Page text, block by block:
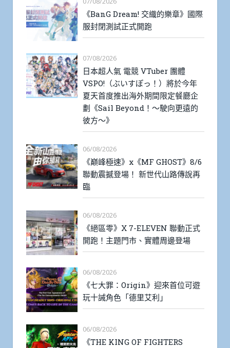
《BanG Dream! 交織的樂章》國際
服封閉測試正式開跑
07/08/2026
日本超人氣 電競 VTuber 團體
VSPO!（ぶいすぽっ！）將於今年
夏天首度推出海外期間限定餐廳企
劃《Sail Beyond！～駛向更遠的
彼方～》
06/08/2026
《巔峰極速》x《MF GHOST》8/6
聯動震撼登場！ 新世代山路傳說再
臨
06/08/2026
《絕區零》X 7-ELEVEN 聯動正式
開跑！主題門市、實體周邊登場
06/08/2026
《七大罪：Origin》迎來首位可遊
玩十誡角色「德里艾利」
06/08/2026
《THE KING OF FIGHTERS